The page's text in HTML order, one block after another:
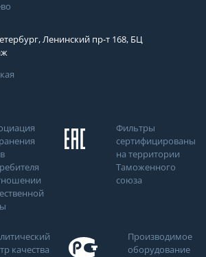
Ленинский пр-т 168, БЦ
Фильтры
сертифицированы
на территории
Таможенного
союза
качества
Производимое
оборудование